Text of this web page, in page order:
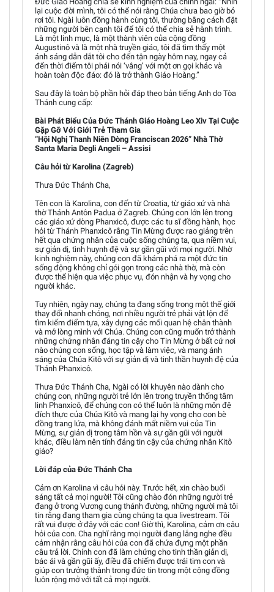
lại cuộc đời mình, tôi có thể nói rằng Chúa chưa bao giờ bỏ
rơi tôi. Ngài luôn đồng hành cùng tôi, thường bằng cách đặt
những người bên cạnh tôi để tôi có thể chia sẻ hành trình.
Là một linh mục, là một thành viên của cộng đồng
Augustinô và là một nhà truyền giáo, tôi đã tìm thấy một
ánh sáng dẫn dắt tôi cho đến tận ngày hôm nay, ngay cả
đến thời điểm tôi phải nói ‘vâng’ với một ơn gọi khác và
hoàn toàn độc đáo: đó là trở thành Giáo Hoàng.”
Sau đây là toàn bộ phần hỏi đáp theo bản tiếng Anh do Tòa
Thánh cung cấp:
Bài Phát Biểu Của Đức Thánh Giáo Hoàng Leo Xiv Tại Cuộc
Gặp Gỡ Với Giới Trẻ Tham Gia
“Hội Nghị Thanh Niên Dòng Franciscan 2026” Nhà Thờ
Santa Maria Degli Angeli – Assisi
Câu hỏi từ Karolina (Zagreb)
Thưa Đức Thánh Cha,
Tên con là Karolina, con đến từ Croatia, từ giáo xứ và nhà
thờ Thánh Antôn Padua ở Zagreb. Chúng con lớn lên trong
các giáo xứ dòng Phanxicô, được các tu sĩ đồng hành, học
hỏi từ Thánh Phanxicô rằng Tin Mừng được rao giảng trên
hết qua chứng nhân của cuộc sống chúng ta, qua niềm vui,
sự giản dị, tình huynh đệ và sự gần gũi với mọi người. Nhờ
kinh nghiệm này, chúng con đã khám phá ra một đức tin
sống động không chỉ gói gọn trong các nhà thờ, mà còn
được thể hiện qua việc phục vụ, đón nhận và hy vọng cho
người khác.
Tuy nhiên, ngày nay, chúng ta đang sống trong một thế giới
thay đổi nhanh chóng, nơi nhiều người trẻ phải vật lộn để
tìm kiếm điểm tựa, xây dựng các mối quan hệ chân thành
và mở lòng mình với Chúa. Chúng con cũng muốn trở thành
những chứng nhân đáng tin cậy cho Tin Mừng ở bất cứ nơi
nào chúng con sống, học tập và làm việc, và mang ánh
sáng của Chúa Kitô với sự giản dị và tinh thần huynh đệ của
Thánh Phanxicô.
Thưa Đức Thánh Cha, Ngài có lời khuyên nào dành cho
chúng con, những người trẻ lớn lên trong truyền thống tâm
linh Phanxicô, để chúng con có thể luôn là những môn đệ
đích thực của Chúa Kitô và mang lại hy vọng cho con bè
đồng trang lứa, mà không đánh mất niềm vui của Tin
Mừng, sự giản dị trong tâm hồn và sự gần gũi với người
khác, điều làm nên tính đáng tin cậy của chứng nhân Kitô
giáo?
Lời đáp của Đức Thánh Cha
Cảm ơn Karolina vì câu hỏi này. Trước hết, xin chào buổi
sáng tất cả mọi người! Tôi cũng chào đón những người trẻ
đang ở trong Vương cung thánh đường, những người mà tôi
tin rằng đang tham gia cùng chúng ta qua livestream. Tôi
rất vui được ở đây với các con! Giờ thì, Karolina, cảm ơn câu
hỏi của con. Cha nghĩ rằng mọi người đang lắng nghe đều
cảm nhận rằng câu hỏi của con đã chứa đựng một phần
câu trả lời. Chính con đã làm chứng cho tinh thần giản dị,
bác ái và gần gũi ấy, điều đã chiếm được trái tim con và
giúp con trưởng thành trong đức tin trong một cộng đồng
luôn rộng mở với tất cả mọi người.